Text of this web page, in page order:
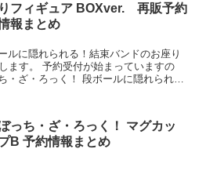
りフィギュア BOXver. 再販予約
報まとめ
ルに隠れられる！結束バンドのお座り
っていますの
・ざ・ろっく！ 段ボールに隠れられ
っち・ざ・ろっく！ マグカッ
B 予約情報まとめ